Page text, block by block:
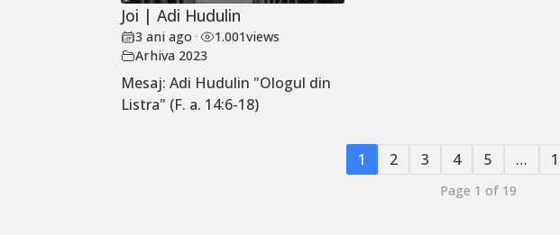
Joi | Adi Hudulin
3 ani ago • 1.001views
Arhiva 2023
Mesaj: Adi Hudulin "Ologul din
Listra" (F. a. 14:6-18)
1 2 3 4 5 …
Page 1 of 19